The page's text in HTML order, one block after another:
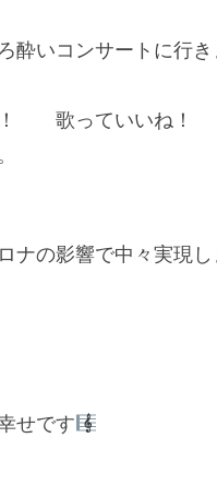
酔いコンサートに行
！ 歌っていいね！
ナの影響で中々実現
せです